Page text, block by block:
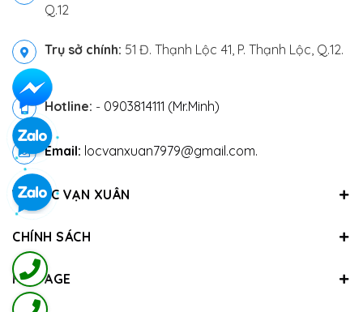
Q.12
Trụ sở chính: 51 Đ. Thạnh Lộc 41, P. Thạnh Lộc, Q.12.
Hotline: - 0903814111 (Mr.Minh)
Email: locvanxuan7979@gmail.com.
VỀ LỘC VẠN XUÂN
CHÍNH SÁCH
FANPAGE